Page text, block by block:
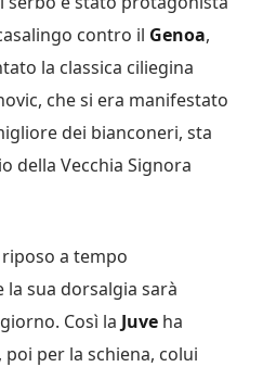
contro il Genoa,
la classica ciliegina
che si era manifestato
dei bianconeri, sta
della Vecchia Signora
a tempo
sua dorsalgia sarà
Così la Juve ha
per la schiena, colui